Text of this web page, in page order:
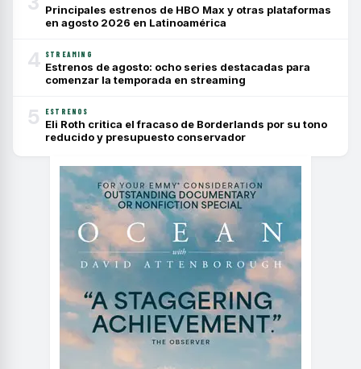
Principales estrenos de HBO Max y otras plataformas
en agosto 2026 en Latinoamérica
4 STREAMING
Estrenos de agosto: ocho series destacadas para
comenzar la temporada en streaming
5 ESTRENOS
Eli Roth critica el fracaso de Borderlands por su tono
reducido y presupuesto conservador